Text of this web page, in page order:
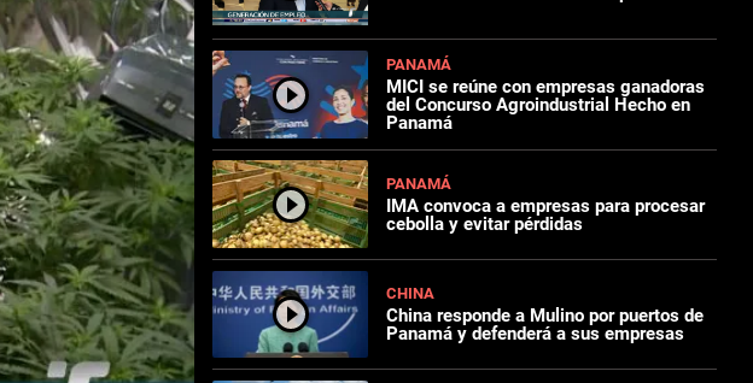
PANAMÁ
MICI se reúne con empresas ganadoras
del Concurso Agroindustrial Hecho en
Panamá
PANAMÁ
IMA convoca a empresas para procesar
cebolla y evitar pérdidas
CHINA
China responde a Mulino por puertos de
Panamá y defenderá a sus empresas